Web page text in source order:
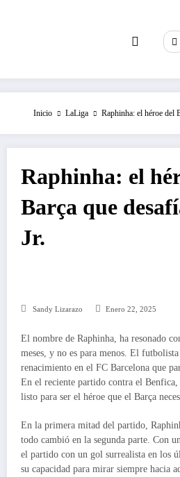
Inicio LaLiga Raphinha: el héroe del
Raphinha: el
Barça que
Jr.
Sandy Lizarazo Enero 22, 2025
El nombre de Raphinha, ha resonado
meses, y no es para menos. El
renacimiento en el FC Barcelona que
En el reciente partido contra el Benfica,
listo para ser el héroe que el Barça
En la primera mitad del partido,
todo cambió en la segunda parte. Con
el partido con un gol surrealista en los
su capacidad para mirar siempre hacia